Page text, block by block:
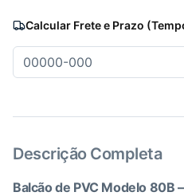
Calcular Frete e Prazo
Descrição Completa
Balcão de PVC Modelo 80B